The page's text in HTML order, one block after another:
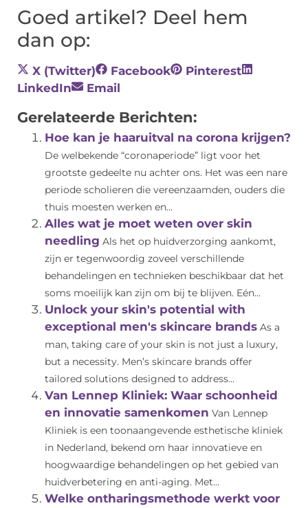
Goed artikel? Deel hem
dan op:
X (Twitter) Facebook
Pinterest
LinkedIn
Email
Gerelateerde Berichten:
Hoe kan je haaruitval na corona krijgen?
De welbekende “coronaperiode” ligt voor het
grootste gedeelte nu achter ons. Het was een nare
periode scholieren die vereenzaamden, ouders die
thuis moesten werken en...
Alles wat je moet weten over skin
needling Als het op huidverzorging aankomt,
zijn er tegenwoordig zoveel verschillende
behandelingen en technieken beschikbaar dat het
soms moeilijk kan zijn om bij te blijven. Eén...
Unlock your skin's potential with
exceptional men's skincare brands As a
man, taking care of your skin is not just a luxury,
but a necessity. Men’s skincare brands offer
tailored solutions designed to address...
Van Lennep Kliniek: Waar schoonheid
en innovatie samenkomen Van Lennep
Kliniek is een toonaangevende esthetische kliniek
in Nederland, bekend om haar innovatieve en
hoogwaardige behandelingen op het gebied van
huidverbetering en anti-aging. Met...
Welke ontharingsmethode werkt voor